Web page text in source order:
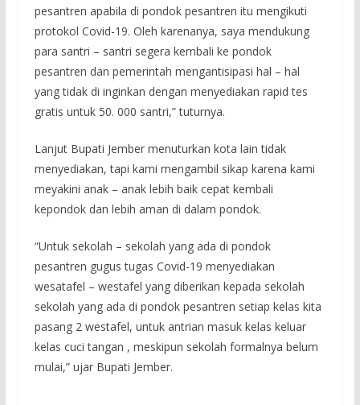
pesantren apabila di pondok pesantren itu mengikuti
protokol Covid-19. Oleh karenanya, saya mendukung
para santri – santri segera kembali ke pondok
pesantren dan pemerintah mengantisipasi hal – hal
yang tidak di inginkan dengan menyediakan rapid tes
gratis untuk 50. 000 santri,” tuturnya.
Lanjut Bupati Jember menuturkan kota lain tidak
menyediakan, tapi kami mengambil sikap karena kami
meyakini anak – anak lebih baik cepat kembali
kepondok dan lebih aman di dalam pondok.
“Untuk sekolah – sekolah yang ada di pondok
pesantren gugus tugas Covid-19 menyediakan
wesatafel – westafel yang diberikan kepada sekolah
sekolah yang ada di pondok pesantren setiap kelas kita
pasang 2 westafel, untuk antrian masuk kelas keluar
kelas cuci tangan , meskipun sekolah formalnya belum
mulai,” ujar Bupati Jember.